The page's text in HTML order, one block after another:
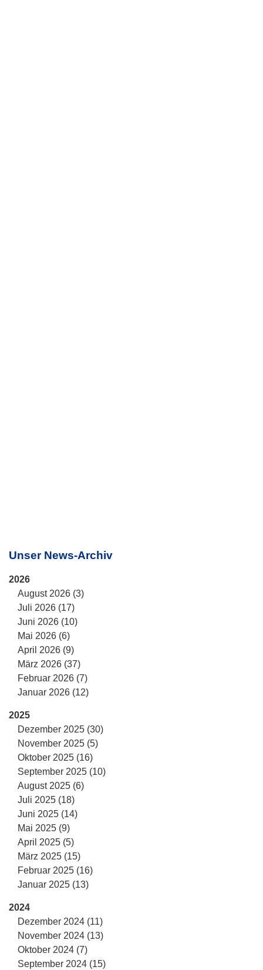
Unser News-Archiv
2026
August 2026 (3)
Juli 2026 (17)
Juni 2026 (10)
Mai 2026 (6)
April 2026 (9)
März 2026 (37)
Februar 2026 (7)
Januar 2026 (12)
2025
Dezember 2025 (30)
November 2025 (5)
Oktober 2025 (16)
September 2025 (10)
August 2025 (6)
Juli 2025 (18)
Juni 2025 (14)
Mai 2025 (9)
April 2025 (5)
März 2025 (15)
Februar 2025 (16)
Januar 2025 (13)
2024
Dezember 2024 (11)
November 2024 (13)
Oktober 2024 (7)
September 2024 (15)